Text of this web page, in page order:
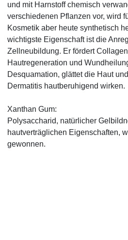
und mit Harnstoff chemisch
verschiedenen Pflanzen vor, wird
Kosmetik aber heute synthetisch
wichtigste Eigenschaft ist die
Zellneubildung. Er fördert
Hautregeneration und
Desquamation, glättet die Haut
Dermatitis hautberuhigend wirken.
Xanthan Gum:
Polysaccharid, natürlicher
hautverträglichen Eigenschaften,
gewonnen.